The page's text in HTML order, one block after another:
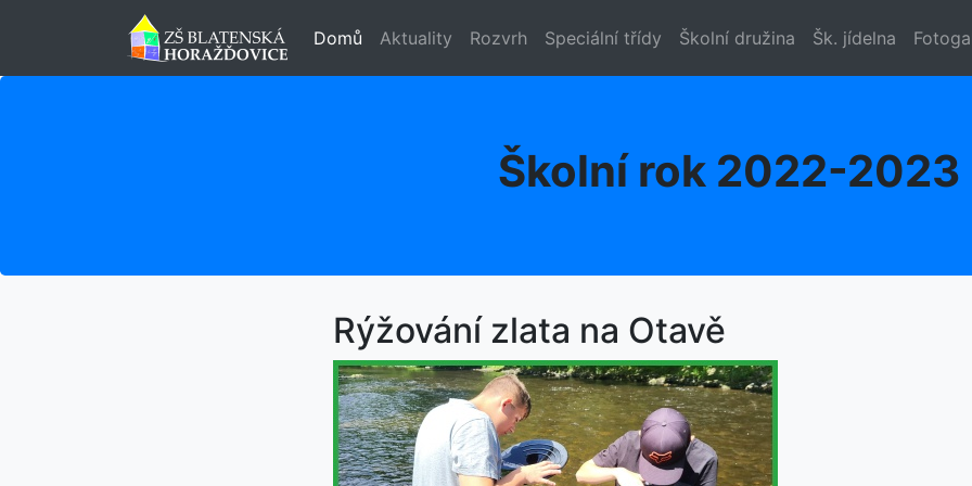
Domů Aktuality Rozvrh Speciální třídy Školní družina Šk. jídelna
Školní rok 2022-2023
Rýžování zlata na Otavě